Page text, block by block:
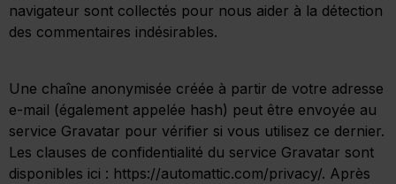
navigateur sont collectés pour nous aider à la détection
des commentaires indésirables.
Une chaîne anonymisée créée à partir de votre adresse
e-mail (également appelée hash) peut être envoyée au
service Gravatar pour vérifier si vous utilisez ce dernier.
Les clauses de confidentialité du service Gravatar sont
disponibles ici : https://automattic.com/privacy/. Après